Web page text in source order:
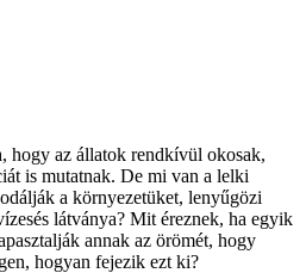
hogy az állatok rendkívül okosak,
is mutatnak. De mi van a lelki
a környezetüket, lenyűgözi
látványa? Mit éreznek, ha egyik
annak az örömét, hogy
hogyan fejezik ezt ki?